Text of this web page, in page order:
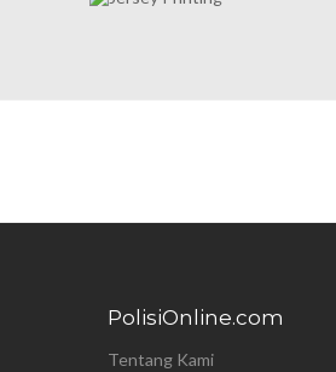
PolisiOnline.com
Tentang Kami